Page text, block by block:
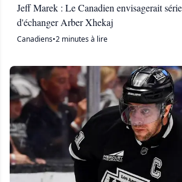
Jeff Marek : Le Canadien envisagerait
d'échanger Arber Xhekaj
Canadiens•2 minutes à lire